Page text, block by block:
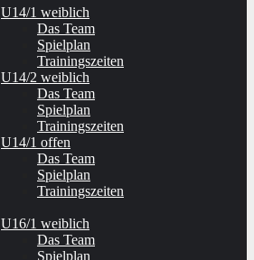
U14/1 weiblich
Das Team
Spielplan
Trainingszeiten
U14/2 weiblich
Das Team
Spielplan
Trainingszeiten
U14/1 offen
Das Team
Spielplan
Trainingszeiten
U16/1 weiblich
Das Team
Spielplan